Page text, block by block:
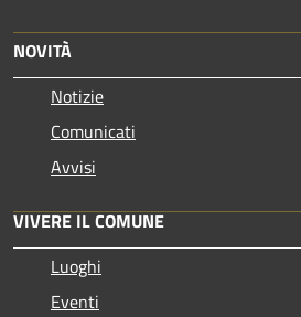
NOVITÀ
Notizie
Comunicati
Avvisi
VIVERE IL COMUNE
Luoghi
Eventi